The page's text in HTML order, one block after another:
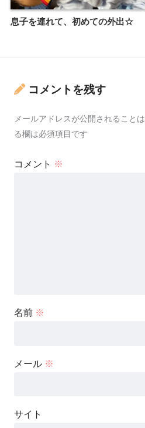
息子を連れて、初めての外出☆
コメントを残す
メールアドレスが公開されることは
る欄は必須項目です
コメント ※
名前 ※
メール ※
サイト